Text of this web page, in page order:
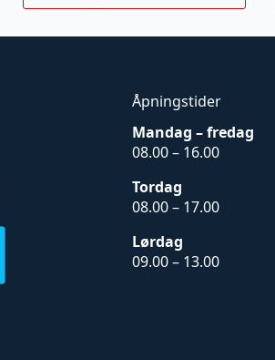
Åpningstider
Mandag – fredag
08.00 – 16.00
Tordag
08.00 – 17.00
Lørdag
09.00 – 13.00